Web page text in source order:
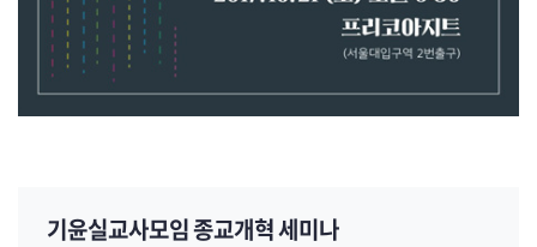
기윤실교사모임 종교개혁 세미나